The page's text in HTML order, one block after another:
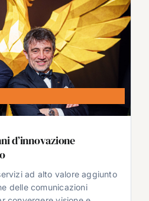
d’innovazione
ad alto valore aggiunto
delle comunicazioni